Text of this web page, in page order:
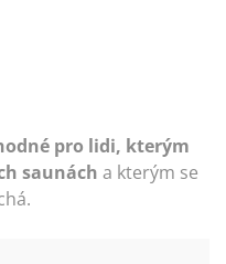
pro lidi, kterým
saunách a kterým se